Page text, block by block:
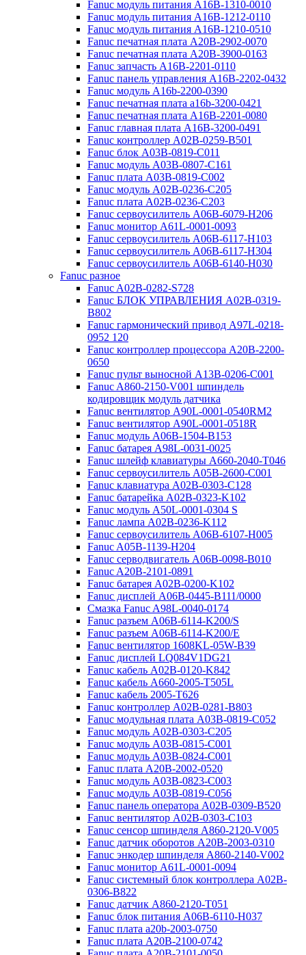
Fanuc модуль питания A16B-1310-0010
Fanuc модуль питания A16B-1212-0110
Fanuc модуль питания A16B-1210-0510
Fanuc печатная плата A20B-2902-0070
Fanuc печатная плата A20B-3900-0163
Fanuc запчасть A16B-2201-0110
Fanuc панель управления A16B-2202-0432
Fanuc модуль A16b-2200-0390
Fanuc печатная плата a16b-3200-0421
Fanuc печатная плата A16B-2201-0080
Fanuc главная плата A16B-3200-0491
Fanuc контроллер A02B-0259-B501
Fanuc блок A03B-0819-C011
Fanuc модуль A03B-0807-C161
Fanuc плата A03B-0819-C002
Fanuc модуль A02B-0236-C205
Fanuc плата A02B-0236-C203
Fanuc сервоусилитель A06B-6079-H206
Fanuc монитор A61L-0001-0093
Fanuc сервоусилитель A06B-6117-H103
Fanuc сервоусилитель A06B-6117-H304
Fanuc сервоусилитель A06B-6140-H030
Fanuc разное
Fanuc A02B-0282-S728
Fanuc БЛОК УПРАВЛЕНИЯ A02B-0319-
B802
Fanuc гармонический привод A97L-0218-
0952 120
Fanuc контроллер процессора A20B-2200-
0650
Fanuc пульт выносной A13B-0206-C001
Fanuc A860-2150-V001 шпиндель
кодировщик модуль датчика
Fanuc вентилятор A90L-0001-0540RM2
Fanuc вентилятор A90L-0001-0518R
Fanuc модуль A06B-1504-B153
Fanuc батарея A98L-0031-0025
Fanuc шлейф клавиатуры A660-2040-T046
Fanuc сервоусилитель A05B-2600-C001
Fanuc клавиатура A02B-0303-C128
Fanuc батарейка A02B-0323-K102
Fanuc модуль A50L-0001-0304 S
Fanuc лампа A02B-0236-K112
Fanuc сервоусилитель A06B-6107-H005
Fanuc A05B-1139-H204
Fanuc серводвигатель A06B-0098-B010
Fanuc A20B-2101-0891
Fanuc батарея A02B-0200-K102
Fanuc дисплей А06В-0445-В111/0000
Cмазка Fanuc A98L-0040-0174
Fanuc разъем A06B-6114-K200/S
Fanuc разъем A06B-6114-K200/E
Fanuc вентилятор 1608KL-05W-B39
Fanuc дисплей LQ084V1DG21
Fanuc кабель A02B-0120-K842
Fanuc кабель A660-2005-T505L
Fanuc кабель 2005-T626
Fanuc контроллер A02B-0281-B803
Fanuc модульная плата A03B-0819-C052
Fanuc модуль A02B-0303-C205
Fanuc модуль A03B-0815-C001
Fanuc модуль A03B-0824-C001
Fanuc плата A20B-2002-0520
Fanuc модуль A03B-0823-C003
Fanuc модуль A03B-0819-C056
Fanuc панель оператора A02B-0309-B520
Fanuc вентилятор A02B-0303-C103
Fanuc cенсор шпинделя A860-2120-V005
Fanuc датчик оборотов A20B-2003-0310
Fanuc энкодер шпинделя A860-2140-V002
Fanuc монитор A61L-0001-0094
Fanuc системный блок контроллера A02B-
0306-B822
Fanuc датчик A860-2120-T051
Fanuc блок питания A06B-6110-H037
Fanuc плата a20b-2003-0750
Fanuc плата A20B-2100-0742